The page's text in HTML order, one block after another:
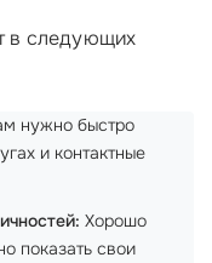
в следующих
нужно быстро
и контактные
Хорошо
показать свои